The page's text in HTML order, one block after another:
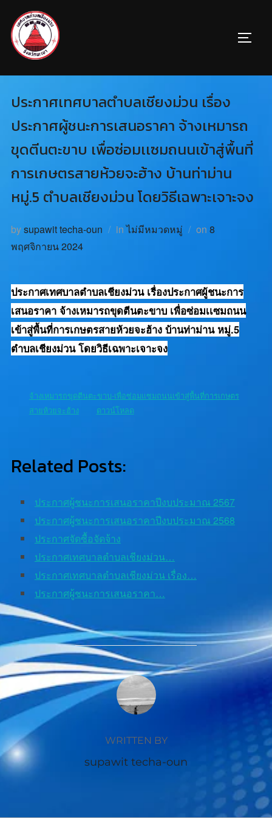
ประกาศเทศบาลตำบลเชียงม่วน เรื่อง
ประกาศผู้ชนะการเสนอราคา จ้างเหมารถ
ขุดตีนตะขาบ เพื่อซ่อมเเซมถนนเข้าสู่พื้นที่
การเกษตรสายห้วยจะฮ้าง บ้านท่าม่าน
หมู่.5 ตำบลเชียงม่วน โดยวิธีเฉพาะเจาะจง
bysupawit techa-oun inไม่มีหมวดหมู่ on 8
พฤศจิกายน 2024
ประกาศเทศบาลตำบลเชียงม่วน เรื่องประกาศผู้ชนะการ
เสนอราคา จ้างเหมารถขุดตีนตะขาบ เพื่อซ่อมเเซมถนน
เข้าสู่พื้นที่การเกษตรสายห้วยจะฮ้าง บ้านท่าม่าน หมู่.5
ตำบลเชียงม่วน โดยวิธีเฉพาะเจาะจง
จ้างเหมารถขุดตีนตะขาบ-เพื่อซ่อมเเซมถนนเข้าสู่พื้นที่การเกษตร
สายห้วยจะฮ้าง
ดาวน์โหลด
Related Posts:
ประกาศผู้ชนะการเสนอราคาปีงบประมาณ 2567
ประกาศผู้ชนะการเสนอราคาปีงบประมาณ 2568
ประกาศจัดซื้อจัดจ้าง
ประกาศเทศบาลตำบลเชียงม่วน…
ประกาศเทศบาลตำบลเชียงม่วน เรื่อง…
ประกาศผู้ชนะการเสนอราคา…
POST AUTHOR
WRITTEN BY
supawit techa-oun